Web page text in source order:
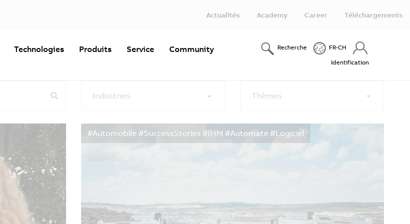
Actualités Academy Career Téléchargements
Technologies Produits Service Community Recherche FR-CH
Identification
Industries Thèmes
Réinitialiser les filtres#Automobile #SuccessStories #IHM #Automate #Logiciel